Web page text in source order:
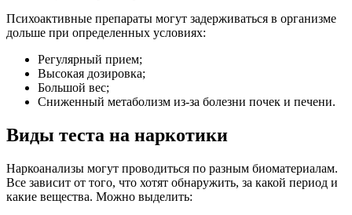
Психоактивные препараты могут задерживаться в организме
дольше при определенных условиях:
Регулярный прием;
Высокая дозировка;
Большой вес;
Сниженный метаболизм из-за болезни почек и печени.
Виды теста на наркотики
Наркоанализы могут проводиться по разным биоматериалам.
Все зависит от того, что хотят обнаружить, за какой период и
какие вещества. Можно выделить: